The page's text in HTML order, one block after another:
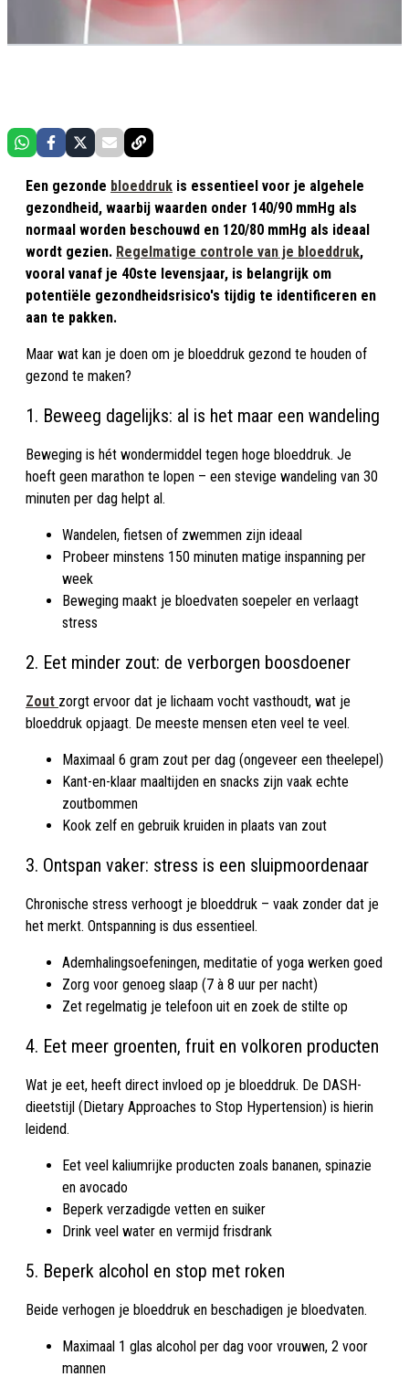
Een gezonde bloeddruk is essentieel voor je algehele
gezondheid, waarbij waarden onder 140/90 mmHg als
normaal worden beschouwd en 120/80 mmHg als ideaal
wordt gezien. Regelmatige controle van je bloeddruk,
vooral vanaf je 40ste levensjaar, is belangrijk om
potentiële gezondheidsrisico's tijdig te identificeren en
aan te pakken.
Maar wat kan je doen om je bloeddruk gezond te houden of
gezond te maken?
1. Beweeg dagelijks: al is het maar een wandeling
Beweging is hét wondermiddel tegen hoge bloeddruk. Je
hoeft geen marathon te lopen – een stevige wandeling van 30
minuten per dag helpt al.
Wandelen, fietsen of zwemmen zijn ideaal
Probeer minstens 150 minuten matige inspanning per
week
Beweging maakt je bloedvaten soepeler en verlaagt
stress
2. Eet minder zout: de verborgen boosdoener
Zout zorgt ervoor dat je lichaam vocht vasthoudt, wat je
bloeddruk opjaagt. De meeste mensen eten veel te veel.
Maximaal 6 gram zout per dag (ongeveer een theelepel)
Kant-en-klaar maaltijden en snacks zijn vaak echte
zoutbommen
Kook zelf en gebruik kruiden in plaats van zout
3. Ontspan vaker: stress is een sluipmoordenaar
Chronische stress verhoogt je bloeddruk – vaak zonder dat je
het merkt. Ontspanning is dus essentieel.
Ademhalingsoefeningen, meditatie of yoga werken goed
Zorg voor genoeg slaap (7 à 8 uur per nacht)
Zet regelmatig je telefoon uit en zoek de stilte op
4. Eet meer groenten, fruit en volkoren producten
Wat je eet, heeft direct invloed op je bloeddruk. De DASH-
dieetstijl (Dietary Approaches to Stop Hypertension) is hierin
leidend.
Eet veel kaliumrijke producten zoals bananen, spinazie
en avocado
Beperk verzadigde vetten en suiker
Drink veel water en vermijd frisdrank
5. Beperk alcohol en stop met roken
Beide verhogen je bloeddruk en beschadigen je bloedvaten.
Maximaal 1 glas alcohol per dag voor vrouwen, 2 voor
mannen